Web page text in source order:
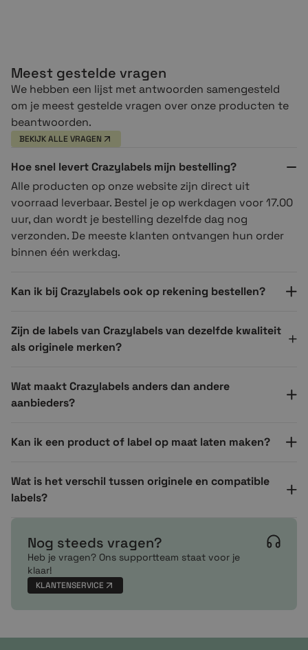
Meest gestelde vragen
We hebben een lijst met antwoorden samengesteld
om je meest gestelde vragen over onze producten te
beantwoorden.
BEKIJK ALLE VRAGEN
Hoe snel levert Crazylabels mijn bestelling?
Alle producten op onze website zijn direct uit
voorraad leverbaar. Bestel je op werkdagen voor 17.00
uur, dan wordt je bestelling dezelfde dag nog
verzonden. De meeste klanten ontvangen hun order
binnen één werkdag.
Kan ik bij Crazylabels ook op rekening bestellen?
Zijn de labels van Crazylabels van dezelfde kwaliteit
als originele merken?
Wat maakt Crazylabels anders dan andere
aanbieders?
Kan ik een product of label op maat laten maken?
Wat is het verschil tussen originele en compatible
labels?
Nog steeds vragen?
Heb je vragen? Ons supportteam staat voor je
klaar!
KLANTENSERVICE